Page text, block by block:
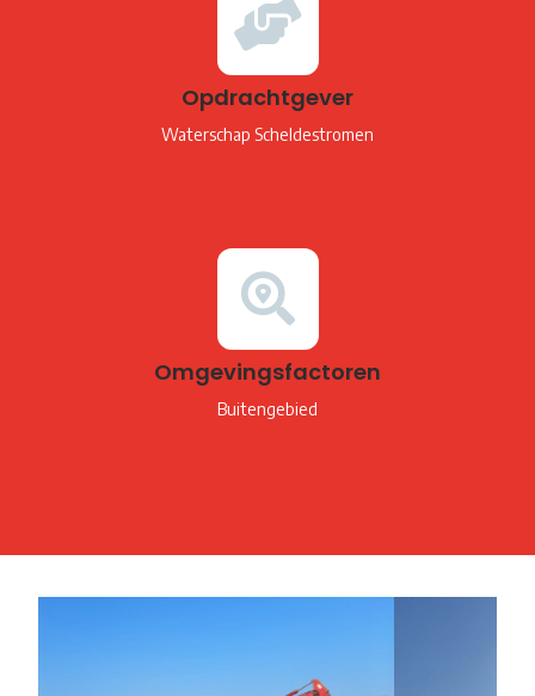
Opdrachtgever
Waterschap Scheldestromen
Omgevingsfactoren
Buitengebied